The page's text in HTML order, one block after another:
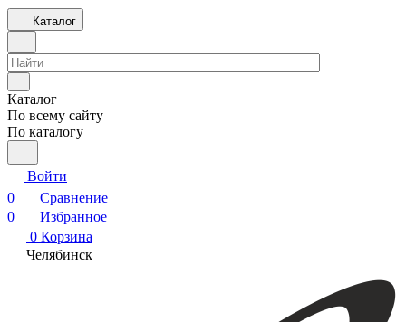
Каталог
Каталог
По всему сайту
По каталогу
Войти
0
Сравнение
0
Избранное
0 Корзина
Челябинск